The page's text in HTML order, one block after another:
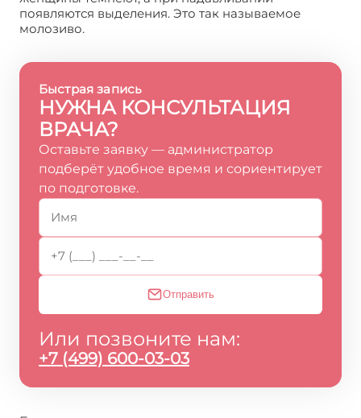
появляются выделения. Это так называемое
молозиво.
Быстрая запись
НУЖНА КОНСУЛЬТАЦИЯ
ВРАЧА?
Оставьте заявку — администратор
подберёт удобное время и сориентирует
по подготовке.
Отправить
Или позвоните нам:
+7 (499) 600-03-03